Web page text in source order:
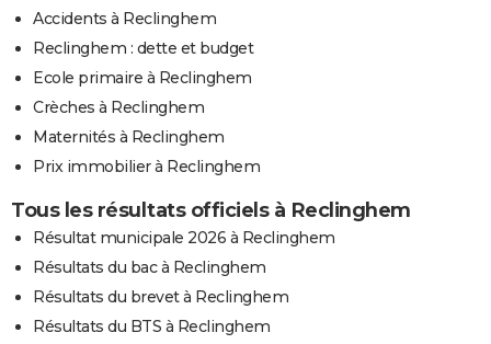
Accidents à Reclinghem
Reclinghem : dette et budget
Ecole primaire à Reclinghem
Crèches à Reclinghem
Maternités à Reclinghem
Prix immobilier à Reclinghem
Tous les résultats officiels à Reclinghem
Résultat municipale 2026 à Reclinghem
Résultats du bac à Reclinghem
Résultats du brevet à Reclinghem
Résultats du BTS à Reclinghem